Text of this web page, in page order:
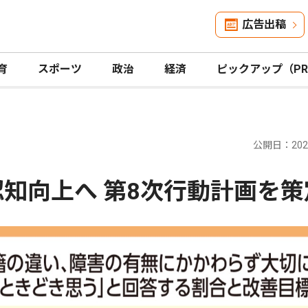
広告出稿
スポーツ 政治 経済 ピックアップ（
公開日：
向上へ 第8次行動計画を